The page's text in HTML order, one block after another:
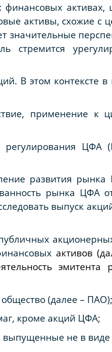
активах,
активы, схожие с
значительные
В этом контексте
применение к
ЦФА
развития
рынка ЦФА
выпуск
активов
эмитента
(далее – ПАО);
кроме акций ЦФА;
выпущенные не в